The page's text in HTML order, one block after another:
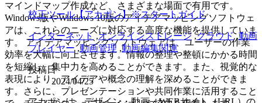
マインドマップ作成など、さまざまな場面で有用です。
Windows版やWindows 10版のアイデアマッピングソフトウェ
アは、これらのニーズに対応する高度な機能を提供していま
す。 アイデアマッピングソフトウェアは、ユーザーの作業
効率を大幅に向上させます。情報の整理や整頓にかかる時間
を短縮し、集中力を高めることができます。また、視覚的な
表現により、アイデアや概念の理解を深めることができま
す。さらに、プレゼンテーションや共同作業に活用すること
校正ツール【アカポン】※スタートガイド
インターネット ,オンラインストレージ ,クラウド,動画
プレイヤー,動画管理 ,動画編集関連
投稿日
2024/04/25